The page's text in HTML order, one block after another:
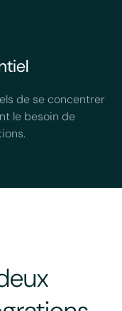
de se concentrer
le besoin de